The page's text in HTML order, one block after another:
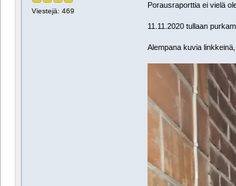
Viestejä: 469
Porausraporttia ei vielä
11.11.2020 tullaan
Alempana kuvia